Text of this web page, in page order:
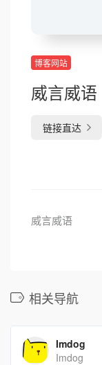
博客网站
威言威语
链接直达
威言威语
相关导航
Imdog
Imdog